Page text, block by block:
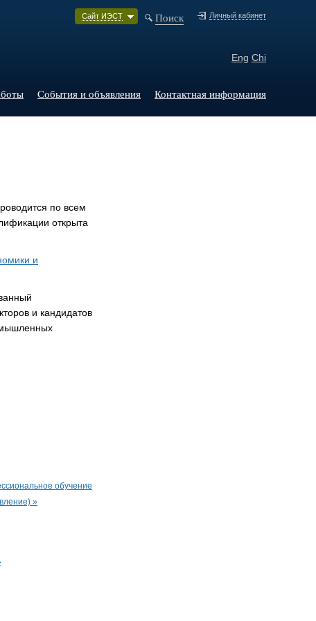
Личный кабинет
Поиск
Сайт ИЭСТ
Eng Chi
События и объявления Контактная информация
по всем
открыта
и
и кандидатов
обучение
»